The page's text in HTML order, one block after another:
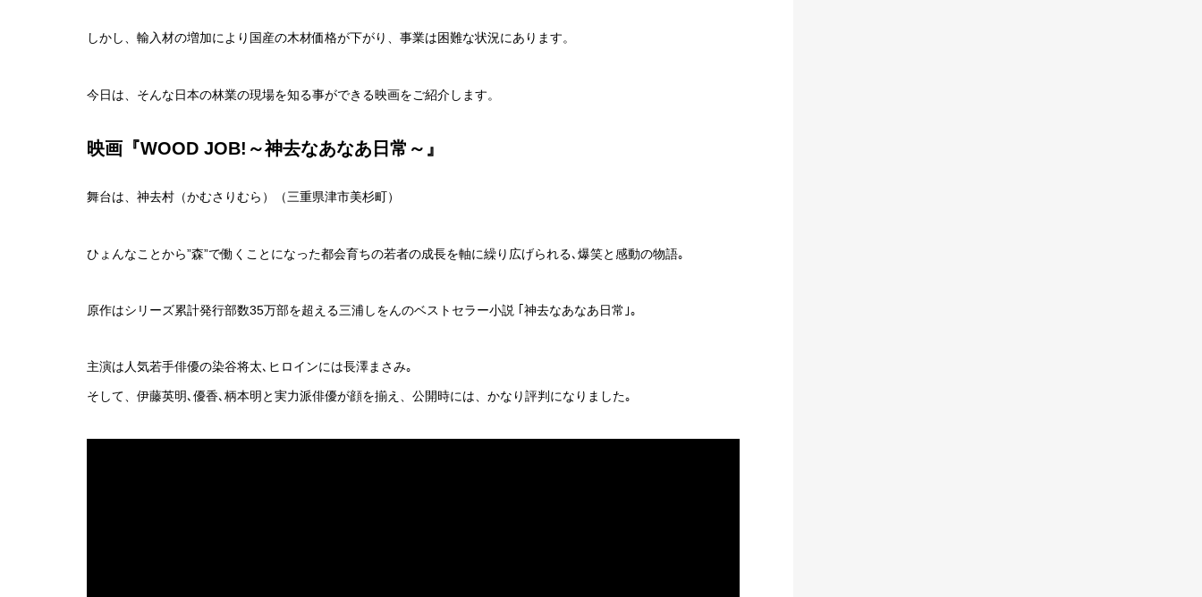
しかし、輸入材の増加により国産の木材価格が下がり、事業は困難な状況にあります。
今日は、そんな日本の林業の現場を知る事ができる映画をご紹介します。
映画『WOOD JOB!～神去なあなあ日常～』
舞台は、神去村（かむさりむら）（三重県津市美杉町）
ひょんなことから”森”で働くことになった都会育ちの若者の成長を軸に繰り広げられる､爆笑と感動の物語｡
原作はシリーズ累計発行部数35万部を超える三浦しをんのベストセラー小説 ｢神去なあなあ日常｣｡
主演は人気若手俳優の染谷将太､ヒロインには長澤まさみ｡
そして、伊藤英明､優香､柄本明と実力派俳優が顔を揃え、公開時には、かなり評判になりました｡